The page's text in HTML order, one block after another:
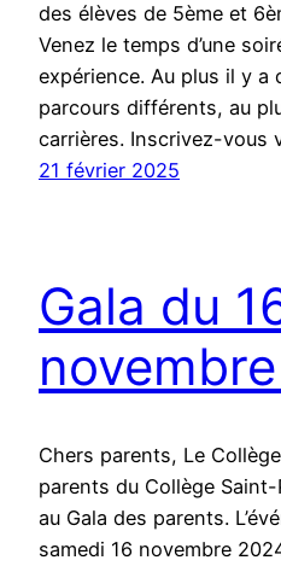
des élèves de 5ème et
Venez le temps d’une
expérience. Au plus il y a
parcours différents, au
carrières. Inscrivez-vous
21 février 2025
Gala du
Chers parents, Le
parents du Collège
au Gala des parents.
samedi 16 novembre